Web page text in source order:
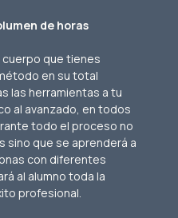
de horas
cuerpo que tienes
en su total
las herramientas a tu
al avanzado, en todos
todo el proceso no
sino que se aprenderá a
con diferentes
al alumno toda la
profesional.